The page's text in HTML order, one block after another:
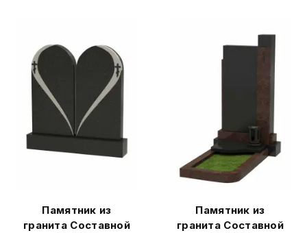
Памятник из
гранита Составной
Памятник из
гранита Составной